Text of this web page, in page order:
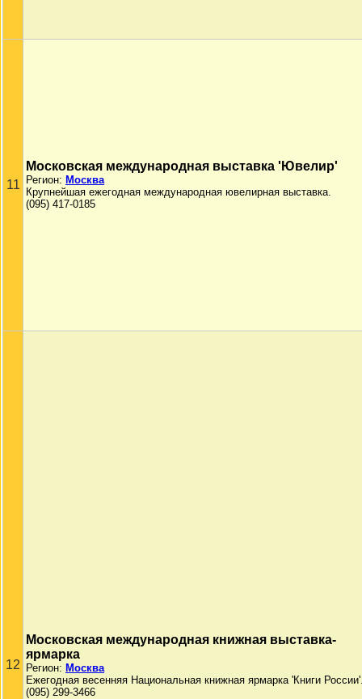
11
Московская международная выставка 'Ювелир'
Регион: Москва
Крупнейшая ежегодная международная ювелирная выставка.
(095) 417-0185
12
Московская международная книжная выставка-
ярмарка
Регион: Москва
Ежегодная весенняя Национальная книжная ярмарка 'Книги
(095) 299-3466